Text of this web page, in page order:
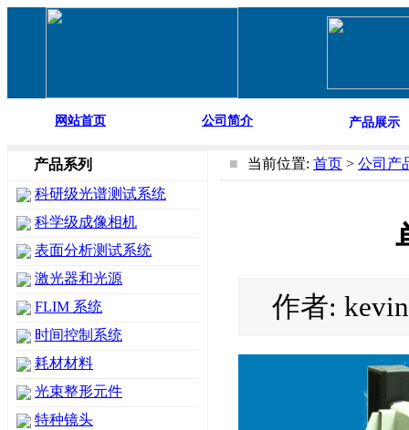
网站首页 公司简介 产品展示
产品系列
科研级光谱测试系统
科学级成像相机
表面分析测试系统
激光器和光源
FLIM 系统
时间控制系统
耗材材料
光束整形元件
特种镜头
■ 当前位置: 首页 > 公司产
作者: